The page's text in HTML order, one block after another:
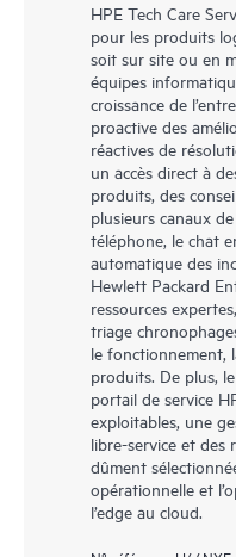
HPE Tech Care
pour les produits
soit sur site ou en
équipes
croissance de
proactive des
réactives de
un accès direct à
produits, des
plusieurs canaux
téléphone, le chat
automatique des
Hewlett Packard
ressources
triage
le fonctionnement,
produits. De plus,
portail de service
exploitables, une
libre-service et des
dûment
opérationnelle et
l’edge au cloud.